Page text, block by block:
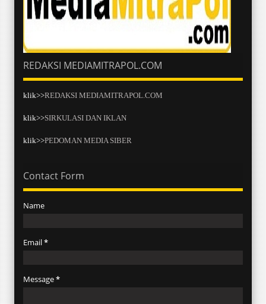
REDAKSI MEDIAMITRAPOL.COM
klik>>REDAKSI MEDIAMITRAPOL.COM
klik>>SIRKULASI DAN IKLAN
klik>>PEDOMAN MEDIA SIBER
Contact Form
Name
Email*
Message*